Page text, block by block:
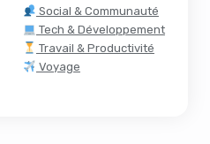
Social & Communauté
Tech & Développement
Travail & Productivité
Voyage